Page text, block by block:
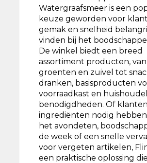
Watergraafsmeer is een
keuze geworden voor
gemak en snelheid
vinden bij het
De winkel biedt een breed
assortiment producten, van
groenten en zuivel tot
dranken, basisproducten
voorraadkast en
benodigdheden. Of
ingrediënten nodig
het avondeten,
de week of een snelle
voor vergeten artikelen,
een praktische oplossing die